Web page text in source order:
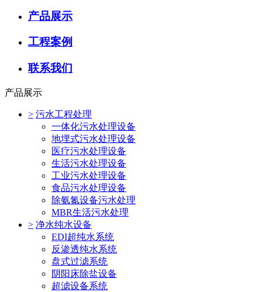
产品展示
工程案例
联系我们
产品展示
> 污水工程处理
一体化污水处理设备
地埋式污水处理设备
医疗污水处理设备
生活污水处理设备
工业污水处理设备
食品污水处理设备
除氨氮设备污水处理
MBR生活污水处理
> 净水纯水设备
EDI超纯水系统
反渗透纯水系统
盘式过滤系统
阴阳床除盐设备
超滤设备系统